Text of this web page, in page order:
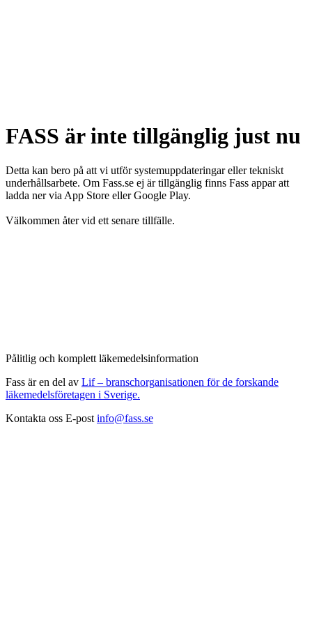
FASS är inte tillgänglig just nu
Detta kan bero på att vi utför systemuppdateringar eller tekniskt
underhållsarbete. Om Fass.se ej är tillgänglig finns Fass appar att
ladda ner via App Store eller Google Play.
Välkommen åter vid ett senare tillfälle.
Pålitlig och komplett läkemedelsinformation
Fass är en del av Lif – branschorganisationen för de forskande
läkemedelsföretagen i Sverige.
Kontakta oss E-post info@fass.se